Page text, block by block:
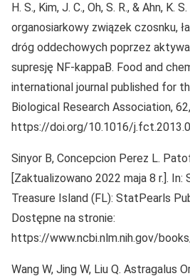
H. S., Kim, J. C., Oh, S. R., & Ahn, K.
organosiarkowy związek czosnku,
dróg oddechowych poprzez
supresję NF-kappaB. Food and
international journal published for
Biological Research Association,
https://doi.org/10.1016/
Sinyor B, Concepcion Perez L.
[Zaktualizowano 2022 maja 8 r.].
Treasure Island (FL): StatPearls
Dostępne na stronie:
https://www.ncbi.nlm.nih.gov/
Wang W, Jing W, Liu Q. Astragalus